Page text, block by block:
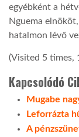
LINKTR.EE
DOBRAVERO.HU
LATIMO.HU
egyébként a
Nguema
hatalmon lévő
(Visited 5 times,
Kapcsolódó
Mugabe
Leforrázta
A